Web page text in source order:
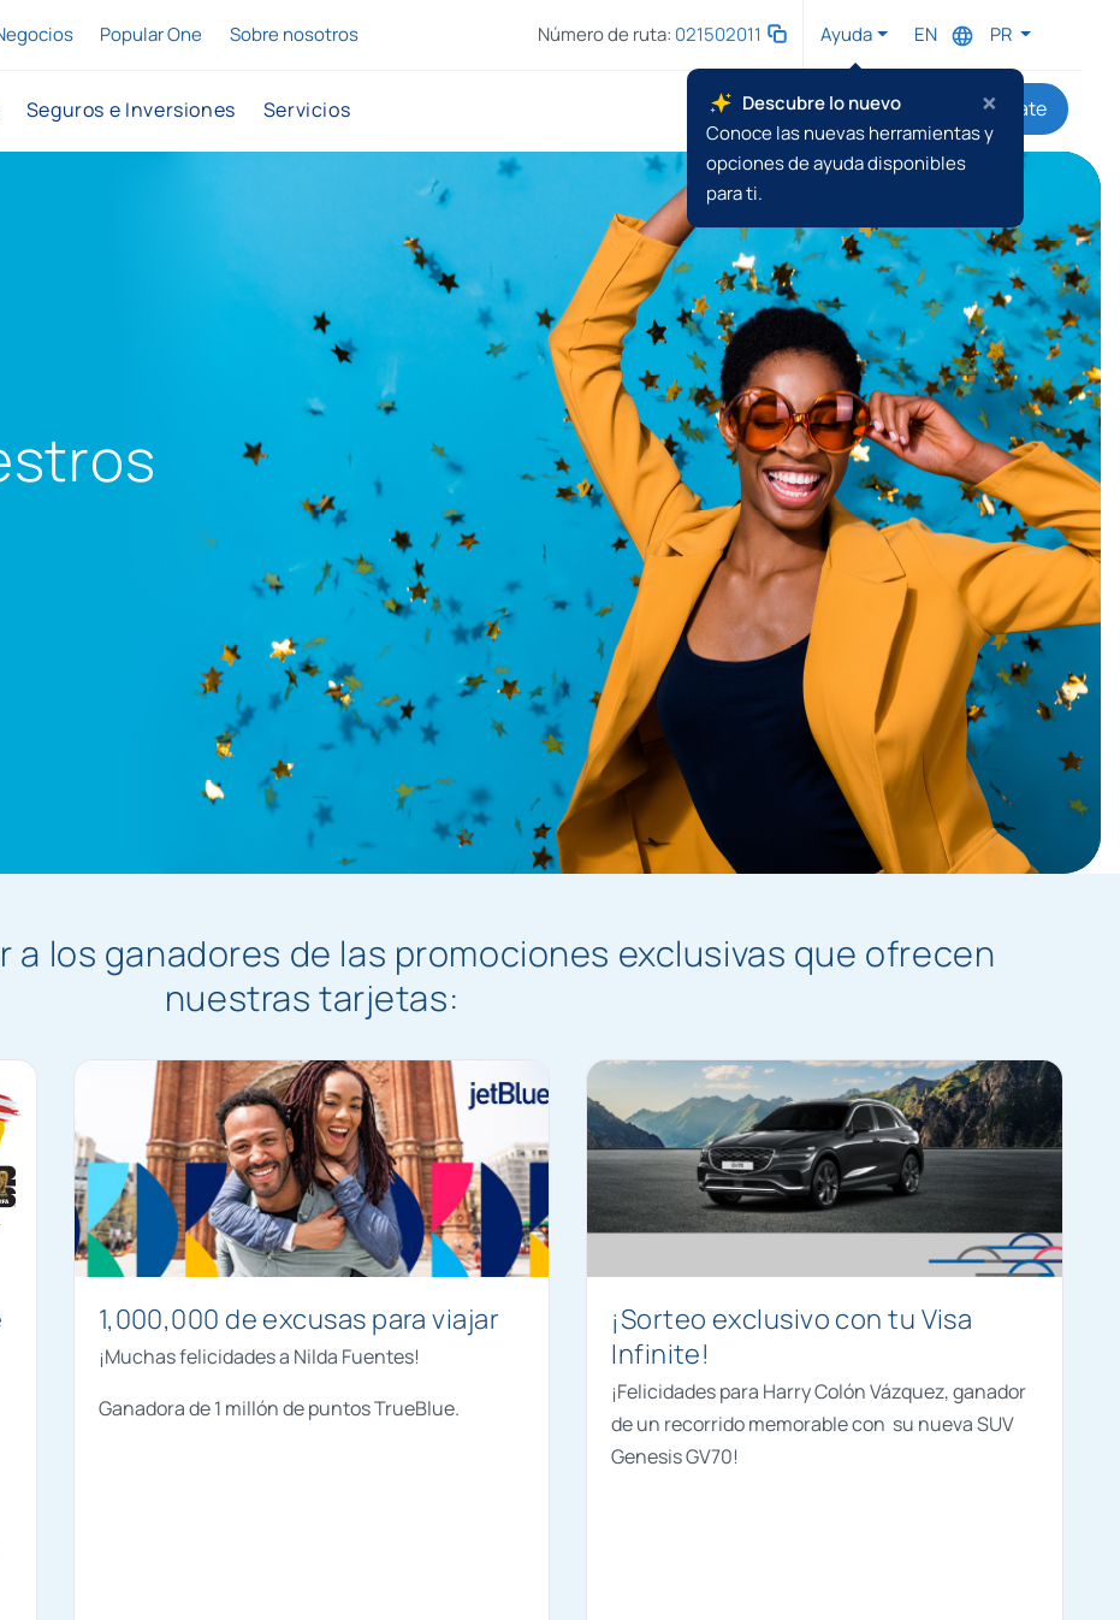
Popular One Sobre nosotros Número de ruta: 021502011 Ayuda
Descubre lo nuevo ×
Conoce las nuevas herramientas y
opciones de ayuda disponibles
para ti.
EN PR
Seguros e Inversiones Servicios Conéctate
a los ganadores de las promociones exclusivas que ofrecen
nuestras tarjetas:
1,000,000 de excusas para viajar
¡Muchas felicidades a Nilda Fuentes!
Ganadora de 1 millón de puntos TrueBlue.
¡Sorteo exclusivo con tu Visa
Infinite!
¡Felicidades para Harry Colón Vázquez, ganador
de un recorrido memorable con su nueva SUV
Genesis GV70!